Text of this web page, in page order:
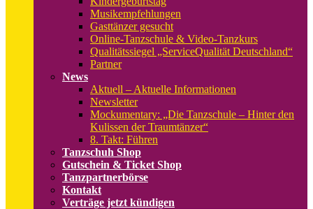
Musikempfehlungen
Gasttänzer gesucht
Online-Tanzschule & Video-Tanzkurs
Qualitätssiegel „ServiceQualität Deutschland“
Partner
News
Aktuell – Aktuelle Informationen
Newsletter
Mockumentary: „Die Tanzschule – Hinter den
Kulissen der Traumtänzer“
8. Takt: Führen
Tanzschuh Shop
Gutschein & Ticket Shop
Tanzpartnerbörse
Kontakt
Verträge jetzt kündigen